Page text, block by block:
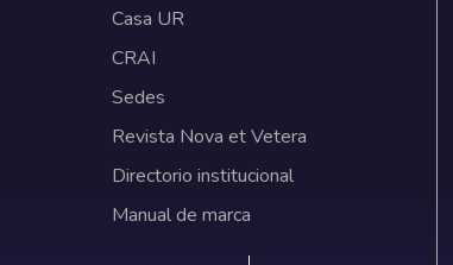
Casa UR
CRAI
Sedes
Revista Nova et Vetera
Directorio institucional
Manual de marca